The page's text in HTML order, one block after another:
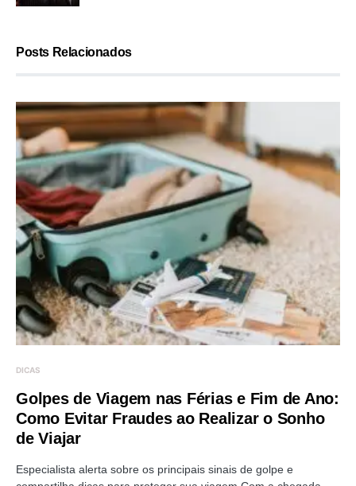
Posts Relacionados
DICAS
Golpes de Viagem nas Férias e Fim de Ano:
Como Evitar Fraudes ao Realizar o Sonho
de Viajar
Especialista alerta sobre os principais sinais de golpe e